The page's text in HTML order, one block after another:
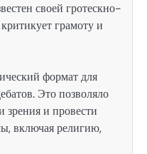
своей гротескно-
грамоту и
формат для
Это позволяло
зрения и провести
включая религию,